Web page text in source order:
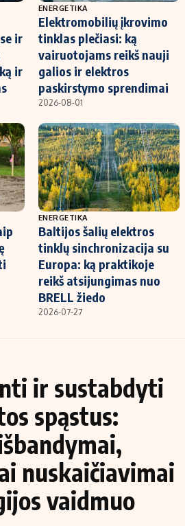
ir
ir
ENERGETIKA
Elektromobilių įkrovimo
tinklas plečiasi: ką
vairuotojams reikš nauji
galios ir elektros
paskirstymo sprendimai
2026-08-01
ENERGETIKA
Baltijos šalių elektros
tinklų sinchronizacija su
Europa: ką praktikoje
reikš atsijungimas nuo
BRELL žiedo
2026-07-27
ir sustabdyti
spąstus:
nuskaičiavimai
vaidmuo